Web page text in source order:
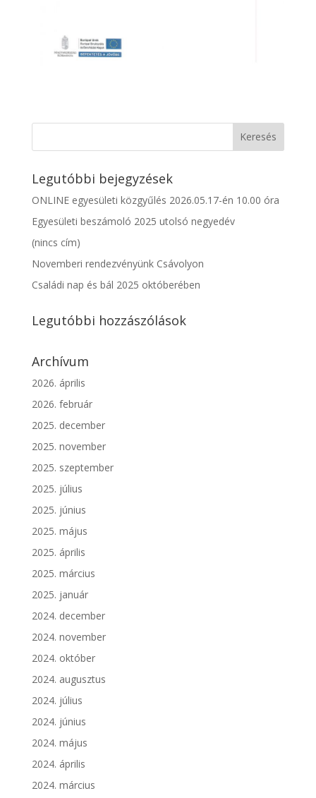
Legutóbbi bejegyzések
ONLINE egyesületi közgyűlés 2026.05.17-én 10.00 óra
Egyesületi beszámoló 2025 utolsó negyedév
(nincs cím)
Novemberi rendezvényünk Csávolyon
Családi nap és bál 2025 októberében
Legutóbbi hozzászólások
Archívum
2026. április
2026. február
2025. december
2025. november
2025. szeptember
2025. július
2025. június
2025. május
2025. április
2025. március
2025. január
2024. december
2024. november
2024. október
2024. augusztus
2024. július
2024. június
2024. május
2024. április
2024. március